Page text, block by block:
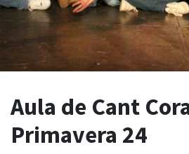
Aula de Cant
Primavera 24